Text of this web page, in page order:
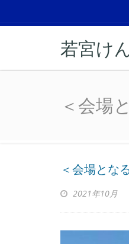
若宮け
＜会場
＜会場とな
2021年10月